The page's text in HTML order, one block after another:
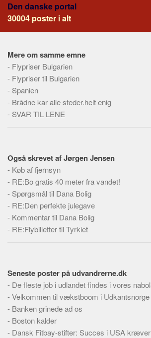
Køb og salg
Økonomi
Skatter og afgifter
Statistik
Praktisk
Alle
Meta
Skribenter
Personer
Steder
Kilder
Om
Redigering
Tekstannoncer
Bannere
Hjælp
Den danske portal
30004 poster i alt
Mere om samme emne
- Flypriser Bulgarien
- Flypriser til Bulgarien
- Spanien
- Brådne kar alle steder.helt enig
- SVAR TIL LENE
Også skrevet af Jørgen Jensen
- Køb af fjernsyn
- RE:Bo gratis 40 meter fra vandet!
- Spørgsmål til Dana Bolig
- RE:Den perfekte julegave
- Kommentar til Dana Bolig
- RE:Flybilletter til Tyrkiet
Seneste poster på udvandrerne.dk
- De fleste job i udlandet findes i vores
-Velkommen til vækstboom i Udkantsnorge
- Banken grinede ad os
- Boston kalder
- Dansk Fitbay-stifter: Succes i USA